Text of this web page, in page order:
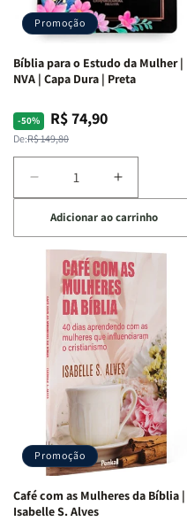
Promoção
Bíblia para o Estudo da Mulher |
NVA | Capa Dura | Preta
-50%
Preço
normal
De:R$ 149,80
Preço
promocional
R$ 74,90
Diminuir
a
quantidade
de
Bíblia
para
Estudo
da
Mulher
NVA
Capa
Dura
|
Preta
Aumentar
a
quantidade
de
Bíblia
para
o
Estudo
da
Mulher
|
NVA
|
Capa
Dura
|
Adicionar ao carrinho
Promoção
Café com as Mulheres da Bíblia |
Isabelle S. Alves